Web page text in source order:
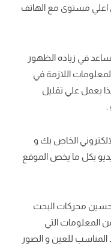
مستوى مع الهاتف
في زياده الظهور
اللازمة في
يعمل علي تقليل
الخاص بك و
بكل ما يخص الموقع
تحسين محركات البحث
المعلومات التي
المناسب للعين و الصور